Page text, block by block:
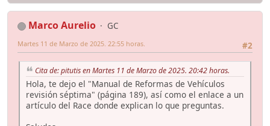
Marco Aurelio
GC
#2
Martes 11 de Marzo de 2025. 22:55 horas.
Cita de: pitutis en Martes 11 de Marzo de 2025. 20:42 horas.
Hola, te dejo el "Manual de Reformas de Vehículos
revisión séptima" (página 189), así como el enlace a un
artículo del Race donde explican lo que preguntas.